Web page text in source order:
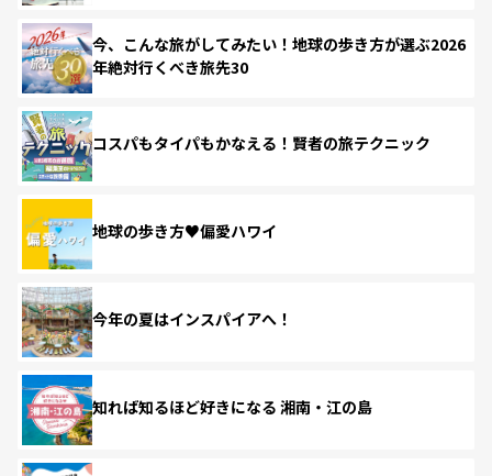
今、こんな旅がしてみたい！地球の歩き方が選ぶ2026
年絶対行くべき旅先30
コスパもタイパもかなえる！賢者の旅テクニック
地球の歩き方♥偏愛ハワイ
今年の夏はインスパイアへ！
知れば知るほど好きになる 湘南・江の島